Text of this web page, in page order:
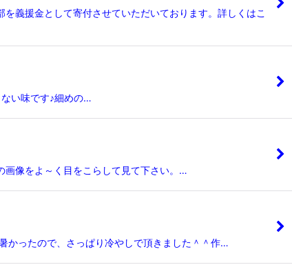
義援金として寄付させていただいております。詳しくはこ
ない味です♪細めの…
像をよ～く目をこらして見て下さい。…
かったので、さっぱり冷やしで頂きました＾＾作…